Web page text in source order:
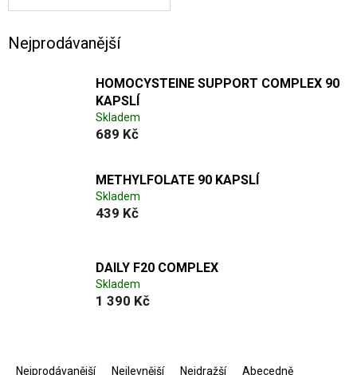
Nejprodávanější
HOMOCYSTEINE SUPPORT COMPLEX 90
KAPSLÍ
Skladem
689 Kč
METHYLFOLATE 90 KAPSLÍ
Skladem
439 Kč
DAILY F20 COMPLEX
Skladem
1 390 Kč
Nejprodávanější Nejlevnější Nejdražší Abecedně